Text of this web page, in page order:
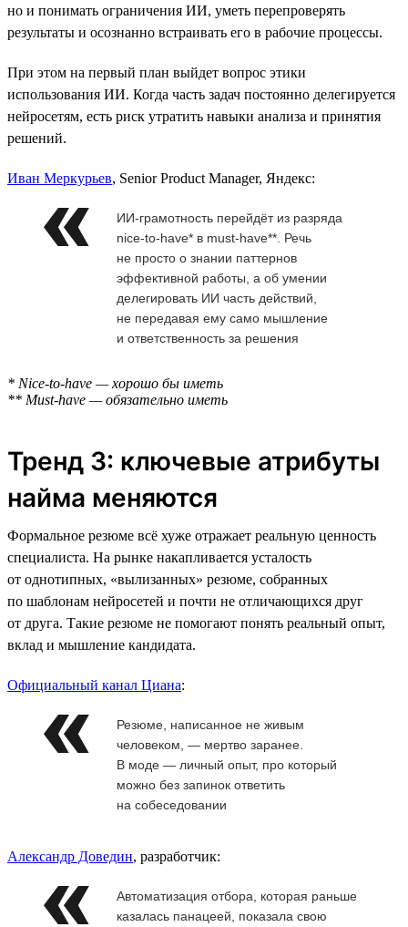
но и понимать ограничения ИИ, уметь перепроверять
результаты и осознанно встраивать его в рабочие процессы.
При этом на первый план выйдет вопрос этики
использования ИИ. Когда часть задач постоянно делегируется
нейросетям, есть риск утратить навыки анализа и принятия
решений.
Иван Меркурьев, Senior Product Manager, Яндекс:
ИИ-грамотность перейдёт из разряда
nice-to-have* в must-have**. Речь
не просто о знании паттернов
эффективной работы, а об умении
делегировать ИИ часть действий,
не передавая ему само мышление
и ответственность за решения
* Nice-to-have — хорошо бы иметь
** Must-have — обязательно иметь
Тренд 3: ключевые атрибуты
найма меняются
Формальное резюме всё хуже отражает реальную ценность
специалиста. На рынке накапливается усталость
от однотипных, «вылизанных» резюме, собранных
по шаблонам нейросетей и почти не отличающихся друг
от друга. Такие резюме не помогают понять реальный опыт,
вклад и мышление кандидата.
Официальный канал Циана:
Резюме, написанное не живым
человеком, — мертво заранее.
В моде — личный опыт, про который
можно без запинок ответить
на собеседовании
Александр Доведин, разработчик:
Автоматизация отбора, которая раньше
казалась панацеей, показала свою